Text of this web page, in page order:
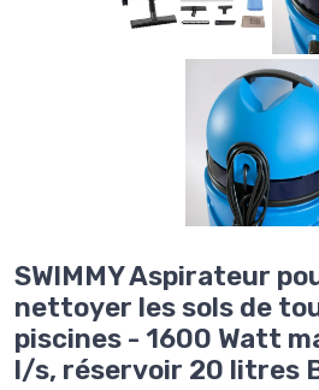
SWIMMY Aspirateur
nettoyer les sols de
piscines - 1600 Watt
l/s, réservoir 20 litres